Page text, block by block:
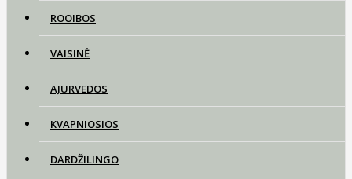
ROOIBOS
VAISINĖ
AJURVEDOS
KVAPNIOSIOS
DARDŽILINGO